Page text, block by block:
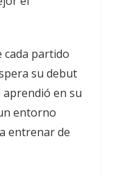
cada partido
su debut
en su
entorno
entrenar de